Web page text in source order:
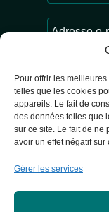
Pour offrir les
telles que les cookies
appareils. Le fait de
des données telles que
sur ce site. Le fait de ne
avoir un effet négatif
Gérer les services
Ardenne &
recueillies
de
consultez